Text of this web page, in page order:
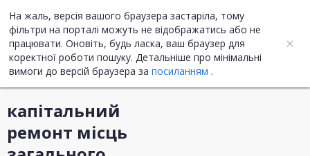
На жаль, версія вашого браузера застаріла, тому
фільтри на порталі можуть не відображатись або не
працювати. Оновіть, будь ласка, ваш браузер для
коректної роботи пошуку. Детальніше про мінімальні
вимоги до версій браузера за посиланням .
UA ENG
Інформація про закупівлю
капітальний
ремонт місць